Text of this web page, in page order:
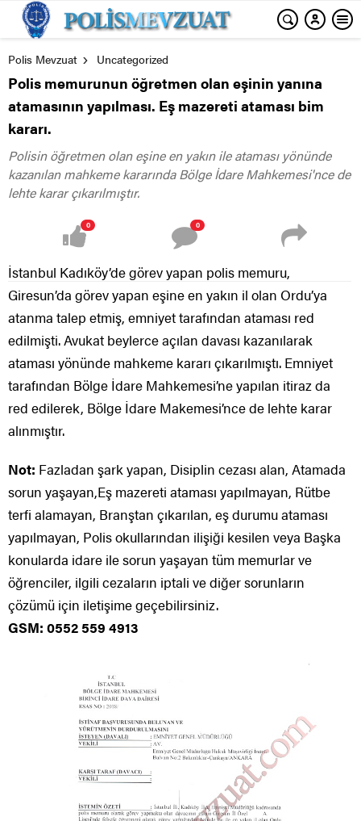
Polis Mevzuat Uncategorized
Polis memurunun öğretmen olan eşinin yanına
atamasının yapılması. Eş mazereti ataması bim
kararı.
Polisin öğretmen olan eşine en yakın ile ataması yönünde
kazanılan mahkeme kararında Bölge İdare Mahkemesi'nce de
lehte karar çıkarılmıştır.
0 0
İstanbul Kadıköy’de görev yapan polis memuru,
Giresun’da görev yapan eşine en yakın il olan Ordu’ya
atanma talep etmiş, emniyet tarafından ataması red
edilmişti. Avukat beylerce açılan davası kazanılarak
ataması yönünde mahkeme kararı çıkarılmıştı. Emniyet
tarafından Bölge İdare Mahkemesi’ne yapılan itiraz da
red edilerek, Bölge İdare Makemesi’nce de lehte karar
alınmıştır.
Not: Fazladan şark yapan, Disiplin cezası alan, Atamada
sorun yaşayan,Eş mazereti ataması yapılmayan, Rütbe
terfi alamayan, Branştan çıkarılan, eş durumu ataması
yapılmayan, Polis okullarından ilişiği kesilen veya Başka
konularda idare ile sorun yaşayan tüm memurlar ve
öğrenciler, ilgili cezaların iptali ve diğer sorunların
çözümü için iletişime geçebilirsiniz.
GSM: 0552 559 4913